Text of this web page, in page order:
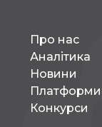
Про нас
Аналітика
Новини
Платформи
Конкурси